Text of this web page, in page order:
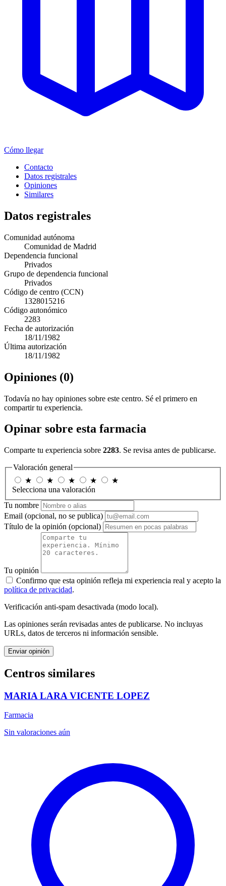
Cómo llegar
Contacto
Datos registrales
Opiniones
Similares
Datos registrales
Comunidad autónoma
Comunidad de Madrid
Dependencia funcional
Privados
Grupo de dependencia funcional
Privados
Código de centro (CCN)
1328015216
Código autonómico
2283
Fecha de autorización
18/11/1982
Última autorización
18/11/1982
Opiniones (0)
Todavía no hay opiniones sobre este centro. Sé el primero en
compartir tu experiencia.
Opinar sobre esta farmacia
Comparte tu experiencia sobre 2283. Se revisa antes de publicarse.
Valoración general
★
★ ★ ★
★
Selecciona una valoración
Tu nombre
Email (opcional, no se publica)
Título de la opinión (opcional)
Tu opinión
Confirmo que esta opinión refleja mi experiencia real y acepto la
política de privacidad.
Verificación anti-spam desactivada (modo local).
Las opiniones serán revisadas antes de publicarse. No incluyas
URLs, datos de terceros ni información sensible.
Enviar opinión
Centros similares
MARIA LARA VICENTE LOPEZ
Farmacia
Sin valoraciones aún